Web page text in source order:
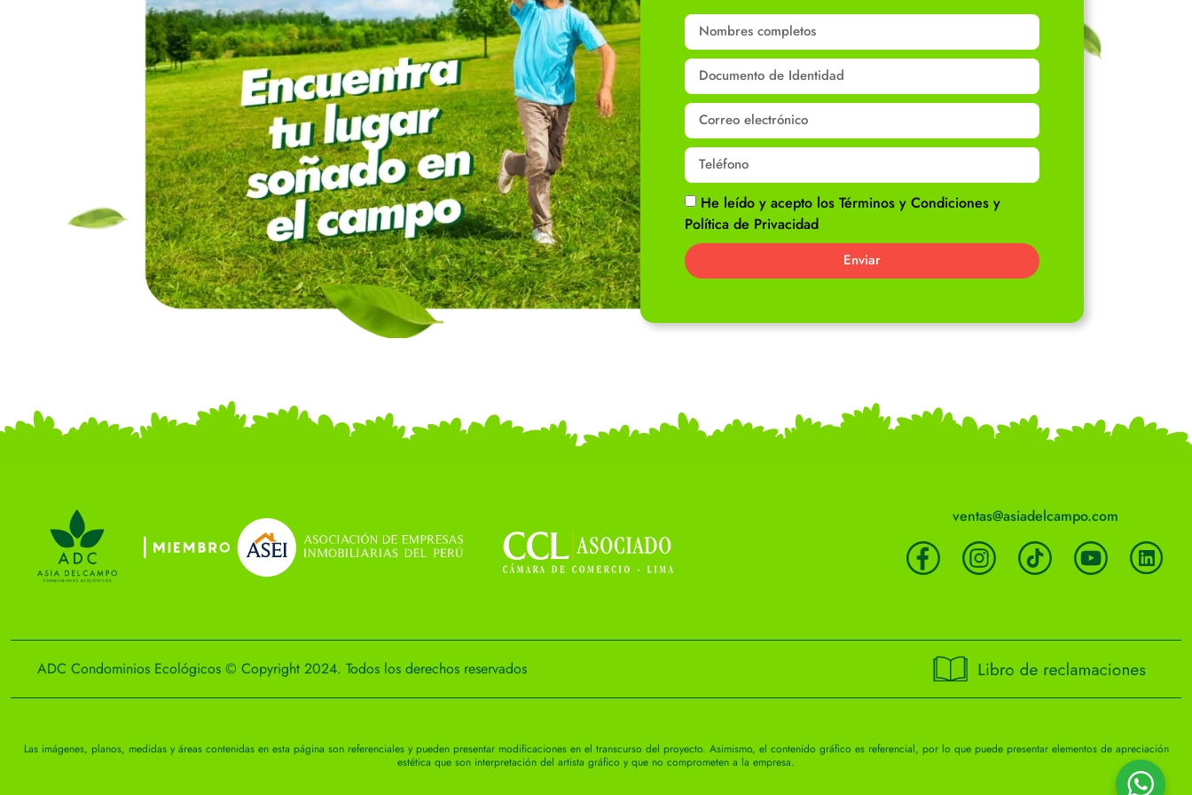
He leído y acepto los Términos y Condiciones y
Política de Privacidad
Enviar
ventas@asiadelcampo.com
ADC Condominios Ecológicos © Copyright 2024. Todos los derechos reservados
Las imágenes, planos, medidas y áreas contenidas en esta página son referenciales y pueden presentar modificaciones en el transcurso del proyecto. Asimismo, el contenido gráfico es referencial, por lo que puede presentar elementos de apreciación
estética que son interpretación del artista gráfico y que no comprometen a la empresa.